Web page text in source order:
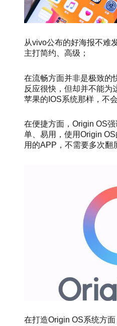
从vivo公布的好海报不难
主打简约、高级；
在流畅方面并非是极致的
反应很快，但却并不能为
苹果的IOS系统那样，不
在便捷方面，Origin OS
单、易用，使用Origin
用的APP，不需要多次翻
在打造Origin OS系统方